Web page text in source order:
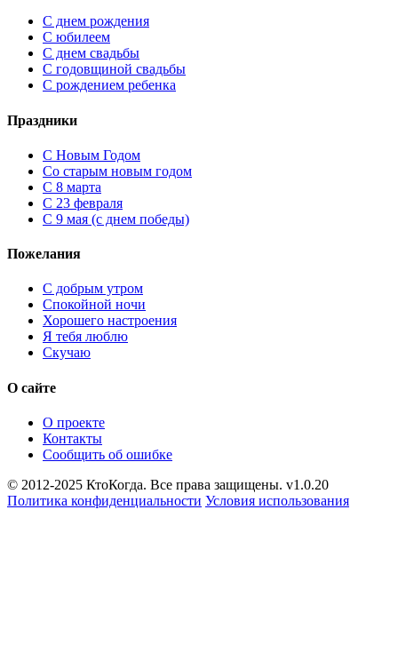
С днем рождения
С юбилеем
С днем свадьбы
С годовщиной свадьбы
С рождением ребенка
Праздники
C Новым Годом
Cо старым новым годом
С 8 марта
С 23 февраля
С 9 мая (с днем победы)
Пожелания
С добрым утром
Спокойной ночи
Хорошего настроения
Я тебя люблю
Скучаю
О сайте
О проекте
Контакты
Сообщить об ошибке
© 2012-2025 КтоКогда. Все права защищены. v1.0.20
Политика конфиденциальности Условия использования